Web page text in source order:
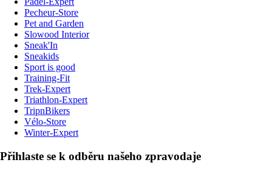
Pecheur-Store
Pet and Garden
Slowood Interior
Sneak'In
Sneakids
Sport is good
Training-Fit
Trek-Expert
Triathlon-Expert
TripnBikers
Vélo-Store
Winter-Expert
Přihlaste se k odběru našeho zpravodaje